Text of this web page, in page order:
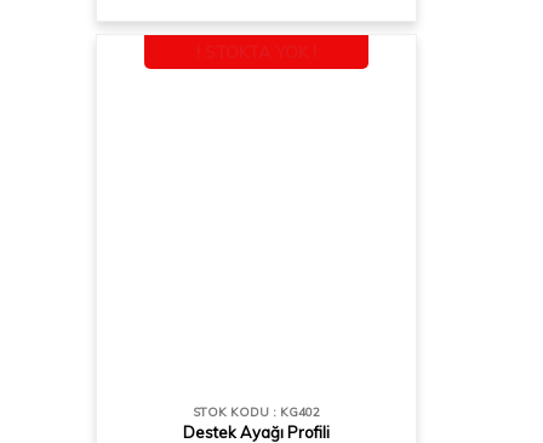
STOK KODU : KG402
Destek Ayağı Profili